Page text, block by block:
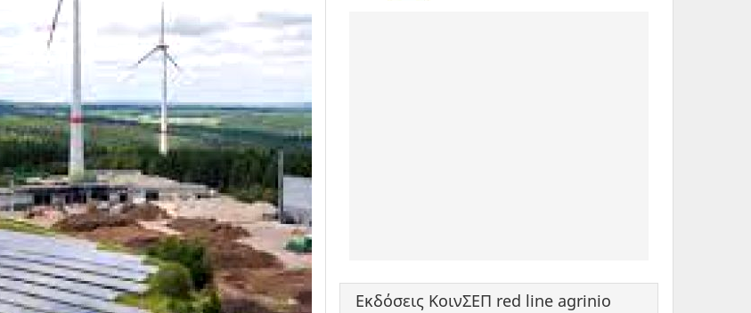
Εκδόσεις ΚοινΣΕΠ red line agrinio